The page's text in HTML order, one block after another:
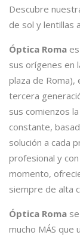
Descubre
de sol y lentillas
Óptica Roma
sus orígenes en
plaza de Roma),
tercera
sus comienzos
constante,
solución a cada
profesional y
momento,
siempre de alta
Óptica Roma
mucho MÁS que